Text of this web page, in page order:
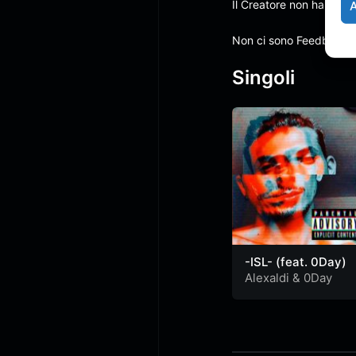
Il Creatore non ha
Non ci sono Feedback
Singoli
-ISL- (feat. 0Day)
Alexaldi & 0Day